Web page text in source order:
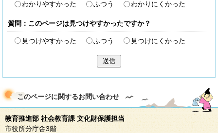
わかりやすかった ふつう わかりにくかった
質問：このページは見つけやすかったですか？
見つけやすかった ふつう 見つけにくかった
送信
このページに関するお問い合わせ
教育推進部 社会教育課 文化財保護担当
市役所分庁舎3階